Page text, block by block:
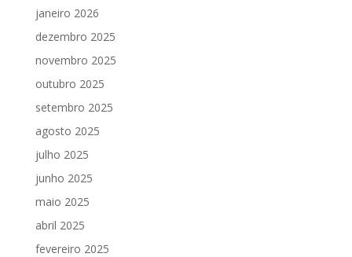
janeiro 2026
dezembro 2025
novembro 2025
outubro 2025
setembro 2025
agosto 2025
julho 2025
junho 2025
maio 2025
abril 2025
fevereiro 2025